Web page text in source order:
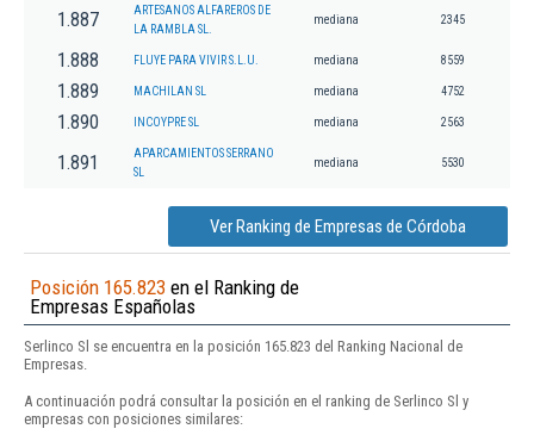
1.887
ARTESANOS ALFAREROS DE
LA RAMBLA SL.
mediana 2345
1.888 FLUYE PARA VIVIR S.L.U. mediana 8559
1.889 MACHILAN SL mediana 4752
1.890 INCOYPRE SL mediana 2563
1.891
APARCAMIENTOS SERRANO
SL
mediana 5530
Ver Ranking de Empresas de Córdoba
Posición 165.823 en el Ranking de
Empresas Españolas
Serlinco Sl se encuentra en la posición 165.823 del Ranking Nacional de
Empresas.
A continuación podrá consultar la posición en el ranking de Serlinco Sl y
empresas con posiciones similares: